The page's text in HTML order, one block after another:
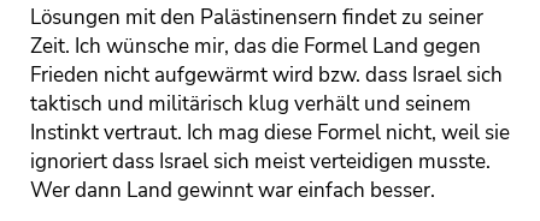
Lösungen mit den Palästinensern findet zu seiner
Zeit. Ich wünsche mir, das die Formel Land gegen
Frieden nicht aufgewärmt wird bzw. dass Israel sich
taktisch und militärisch klug verhält und seinem
Instinkt vertraut. Ich mag diese Formel nicht, weil sie
ignoriert dass Israel sich meist verteidigen musste.
Wer dann Land gewinnt war einfach besser.